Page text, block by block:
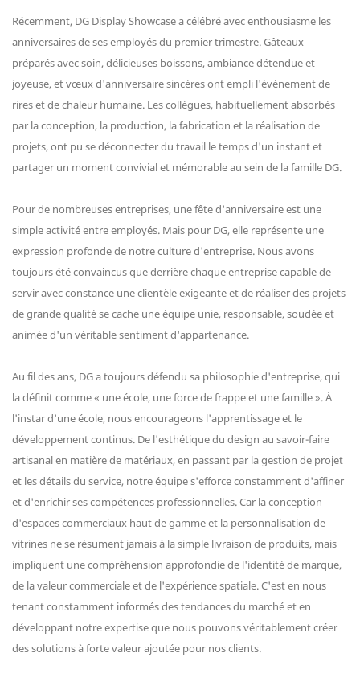
Récemment, DG Display Showcase a célébré avec enthousiasme les
anniversaires de ses employés du premier trimestre. Gâteaux
préparés avec soin, délicieuses boissons, ambiance détendue et
joyeuse, et vœux d'anniversaire sincères ont empli l'événement de
rires et de chaleur humaine. Les collègues, habituellement absorbés
par la conception, la production, la fabrication et la réalisation de
projets, ont pu se déconnecter du travail le temps d'un instant et
partager un moment convivial et mémorable au sein de la famille DG.
Pour de nombreuses entreprises, une fête d'anniversaire est une
simple activité entre employés. Mais pour DG, elle représente une
expression profonde de notre culture d'entreprise. Nous avons
toujours été convaincus que derrière chaque entreprise capable de
servir avec constance une clientèle exigeante et de réaliser des projets
de grande qualité se cache une équipe unie, responsable, soudée et
animée d'un véritable sentiment d'appartenance.
Au fil des ans, DG a toujours défendu sa philosophie d'entreprise, qui
la définit comme « une école, une force de frappe et une famille ». À
l'instar d'une école, nous encourageons l'apprentissage et le
développement continus. De l'esthétique du design au savoir-faire
artisanal en matière de matériaux, en passant par la gestion de projet
et les détails du service, notre équipe s'efforce constamment d'affiner
et d'enrichir ses compétences professionnelles. Car la conception
d'espaces commerciaux haut de gamme et la personnalisation de
vitrines ne se résument jamais à la simple livraison de produits, mais
impliquent une compréhension approfondie de l'identité de marque,
de la valeur commerciale et de l'expérience spatiale. C'est en nous
tenant constamment informés des tendances du marché et en
développant notre expertise que nous pouvons véritablement créer
des solutions à forte valeur ajoutée pour nos clients.